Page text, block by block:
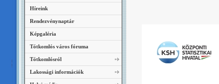
Híreink
Rendezvénynaptár
Képgaléria
Tótkomlós város fóruma
Tótkomlósról
Lakossági információk